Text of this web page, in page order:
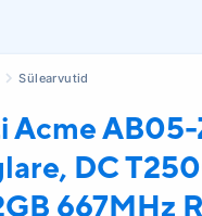
Sülearvutid
AcmeAB05-
DC
667MHz